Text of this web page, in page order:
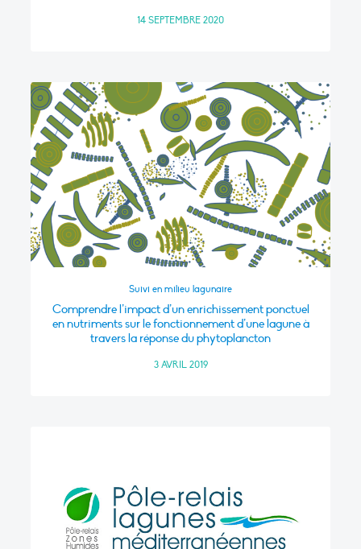
14 SEPTEMBRE 2020
Suivi en milieu lagunaire
Comprendre l’impact d’un enrichissement ponctuel
en nutriments sur le fonctionnement d’une lagune à
travers la réponse du phytoplancton
3 AVRIL 2019